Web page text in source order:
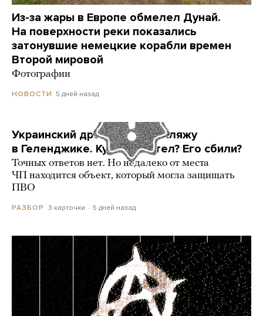
Из-за жары в Европе обмелел Дунай.
На поверхности реки показались
затонувшие немецкие корабли времен
Второй мировой
Фотографии
НОВОСТИ 5 дней назад
Украинский дрон попал по пляжу
в Геленджике. Куда он летел? Его сбили?
Точных ответов нет. Но недалеко от места
ЧП находится объект, который могла защищать
ПВО
РАЗБОР 3 карточки 5 дней назад